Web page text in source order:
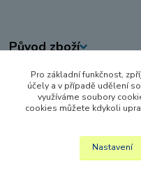
Původ zboží
Zboží zařazeno v
PANENKY, DOPLŇKY K
Pro základní funkčnost,
účely a v případě udělení
využíváme soubory
cookies můžete kdykoli
Nastavení